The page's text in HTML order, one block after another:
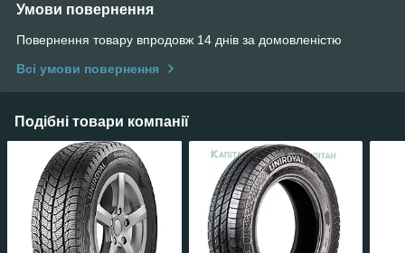
Умови повернення
Повернення товару впродовж 14 днів за домовленістю
Всі умови повернення
Подібні товари компанії